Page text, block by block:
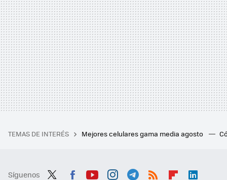
TEMAS DE INTERÉS Mejores celulares gama media agosto
Síguenos